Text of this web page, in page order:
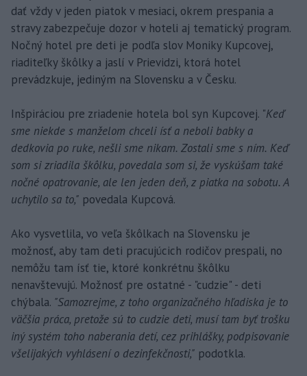
dať vždy v jeden piatok v mesiaci, okrem prespania a
stravy zabezpečuje dozor v hoteli aj tematický program.
Nočný hotel pre deti je podľa slov Moniky Kupcovej,
riaditeľky škôlky a jaslí v Prievidzi, ktorá hotel
prevádzkuje, jediným na Slovensku a v Česku.
Inšpiráciou pre zriadenie hotela bol syn Kupcovej. "Keď
sme niekde s manželom chceli ísť a neboli babky a
dedkovia po ruke, nešli sme nikam. Zostali sme s ním. Keď
som si zriadila škôlku, povedala som si, že vyskúšam také
nočné opatrovanie, ale len jeden deň, z piatka na sobotu. A
uchytilo sa to," povedala Kupcová.
Ako vysvetlila, vo veľa škôlkach na Slovensku je
možnosť, aby tam deti pracujúcich rodičov prespali, no
nemôžu tam ísť tie, ktoré konkrétnu škôlku
nenavštevujú. Možnosť pre ostatné - "cudzie" - deti
chýbala. "Samozrejme, z toho organizačného hľadiska je to
väčšia práca, pretože sú to cudzie deti, musí tam byť trošku
iný systém toho naberania detí, cez prihlášky, podpisovanie
všelijakých vyhlásení o dezinfekčnosti," podotkla.